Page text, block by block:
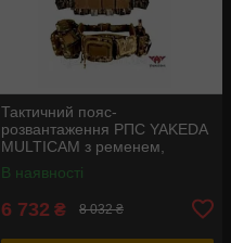
Тактичний пояс-
розвантаження РПС YAKEDA
MULTICAM з ременем,
підсумками та стропами
MOLLE Мультикам
В наявності
6 732 ₴ 8 032 ₴